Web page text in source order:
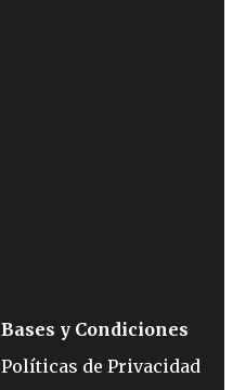
Bases y Condiciones
Políticas de Privacidad